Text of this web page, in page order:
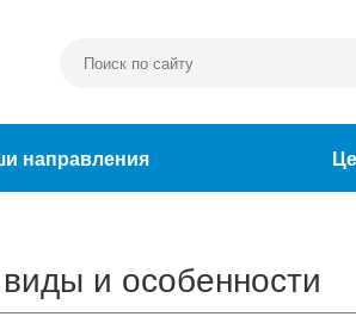
направления
и особенности